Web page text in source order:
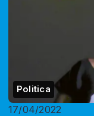
Politica
17/04/2022